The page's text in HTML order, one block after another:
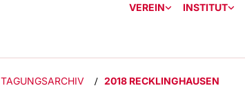
VEREIN INSTITUT
TAGUNGSARCHIV / 2018 RECKLINGHAUSEN